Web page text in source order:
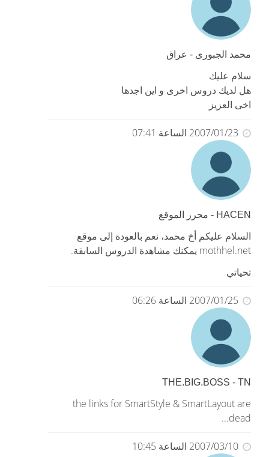
محمد الجبورى - عراق
سلام عليك
هل لديك دروس اخرى و اين اجدها
اخى العزيز
2007/01/23 الساعة 07:41
HACEN - محرر الموقع
السلام عليكم أخ محمد، نعم بالعودة إلى موقع
mothhel.net يمكنك مشاهدة الدروس السابقة.
تحياتي
2007/01/25 الساعة 06:26
THE.BIG.BOSS - TN
the links for SmartStyle & SmartLayout are
dead...
2007/03/10 الساعة 10:45